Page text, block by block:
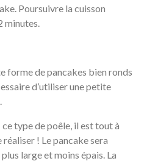
Poursuivre la cuisson
minutes.
forme de pancakes bien ronds
d’utiliser une petite
ce type de poêle, il est tout à
! Le pancake sera
large et moins épais. La